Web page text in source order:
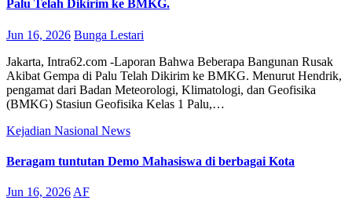
Palu Telah Dikirim ke BMKG.
Jun 16, 2026 Bunga Lestari
Jakarta, Intra62.com -Laporan Bahwa Beberapa Bangunan Rusak
Akibat Gempa di Palu Telah Dikirim ke BMKG. Menurut Hendrik,
pengamat dari Badan Meteorologi, Klimatologi, dan Geofisika
(BMKG) Stasiun Geofisika Kelas 1 Palu,…
Kejadian Nasional News
Beragam tuntutan Demo Mahasiswa di berbagai Kota
Jun 16, 2026 AF